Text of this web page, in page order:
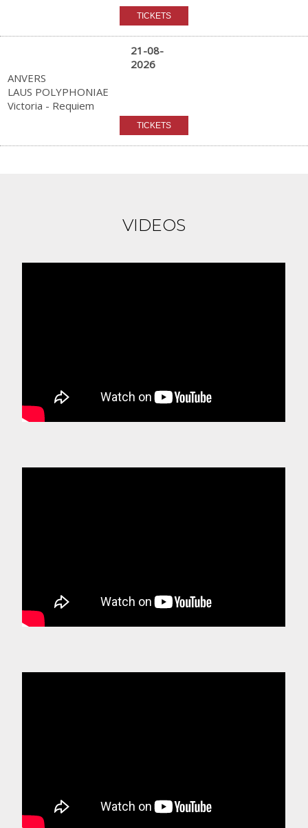
21-08-
2026
ANVERS
LAUS POLYPHONIAE
Victoria - Requiem
VIDEOS